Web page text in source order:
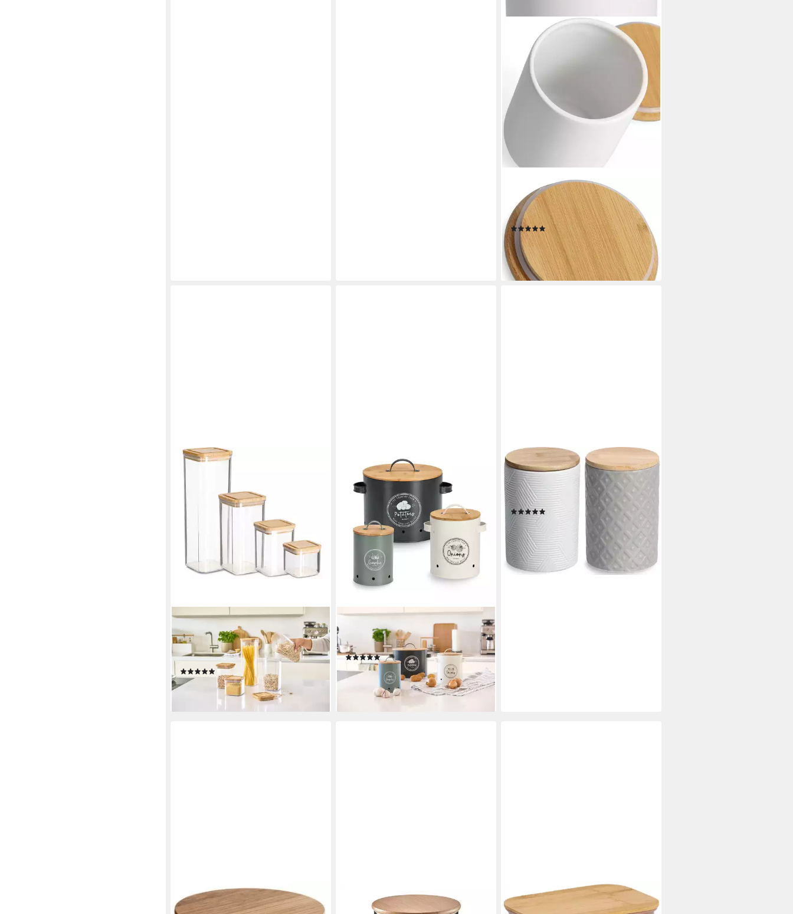
ZELLER PRESENT
Vorratsdose, Bambus, Steinzeug, (1-
tlg), mit Bambusdeckel
(4)
ab 19,99 € UVP 23,95 €
-17%
lieferbar - in 3-4 Werktagen bei dir
ZELLER PRESENT
Vorratsdose, Bambus, Polyprophylen
(PP), (Set, 4-tlg), 4-teilig: 1900 ml,
1200 ml, 800 ml und 500 ml
(1)
28,49 €
lieferbar - in 3-4 Werktagen bei dir
Vorratsdose Retro, Bambus, Metall,
(Set, 3-tlg)
(12)
39,99 €
lieferbar - in 3-4 Werktagen bei dir
ZELLER PRESENT
Vorratsdose, Bambus, Steinzeug,
(Set, 2-tlg), mit Bambusdeckel, 730
ml
(1)
24,60 €
-15%
lieferbar - in 3-4 Werktagen bei dir
WENKO
Vorratsdose Modell Lorca, Bambus,
ZELLER PRESENT
Vorratsdose Vorratsdose Keramik